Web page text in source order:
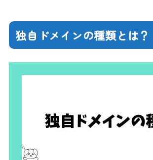
独自ドメインの種類とは？